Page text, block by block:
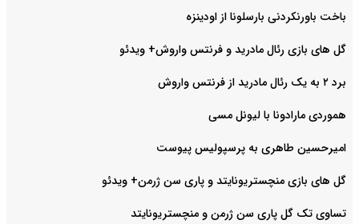
باخت باورنکردنی بارسلونا از اودینزه
گل های بازی رئال مادرید و فرنتس واروش+ ویدئو
برد ۲ به یک رئال مادرید از فرنتس واروش
هموردی مارادونا با لیونل مسی
امیرحسین طاهری به پرسپولیس پیوست
گل های بازی منچستریونایتد و پاری سن ژرمن+ ویدئو
تساوی تک گل پاری سن ژرمن و منچستریونایتد